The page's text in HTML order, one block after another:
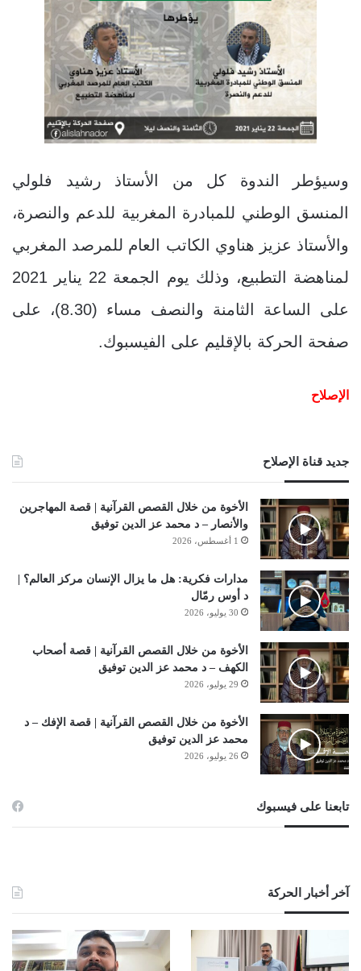
وسيؤطر الندوة كل من الأستاذ رشيد فلولي
المنسق الوطني للمبادرة المغربية للدعم والنصرة،
والأستاذ عزيز هناوي الكاتب العام للمرصد المغربي
لمناهضة التطبيع، وذلك يوم الجمعة 22 يناير 2021
على الساعة الثامنة والنصف مساء (8.30)، على
صفحة الحركة بالإقليم على الفيسبوك.
الإصلاح
جديد قناة الإصلاح
الأخوة من خلال القصص القرآنية | قصة المهاجرين
والأنصار – د محمد عز الدين توفيق
1 أغسطس، 2026
مدارات فكرية: هل ما يزال الإنسان مركز العالم؟ |
د أوس رمّال
30 يوليو، 2026
الأخوة من خلال القصص القرآنية | قصة أصحاب
الكهف – د محمد عز الدين توفيق
29 يوليو، 2026
الأخوة من خلال القصص القرآنية | قصة الإفك – د
محمد عز الدين توفيق
26 يوليو، 2026
تابعنا على فيسبوك
آخر أخبار الحركة